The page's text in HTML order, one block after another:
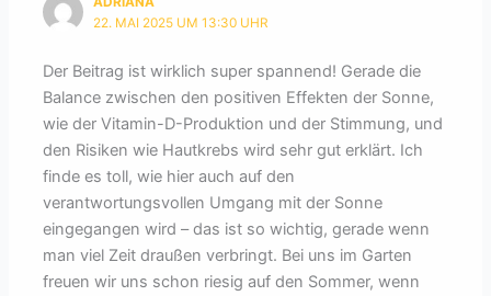
22. MAI 2025 UM 13:30 UHR
Der Beitrag ist wirklich super spannend! Gerade die
Balance zwischen den positiven Effekten der Sonne,
wie der Vitamin-D-Produktion und der Stimmung, und
den Risiken wie Hautkrebs wird sehr gut erklärt. Ich
finde es toll, wie hier auch auf den
verantwortungsvollen Umgang mit der Sonne
eingegangen wird – das ist so wichtig, gerade wenn
man viel Zeit draußen verbringt. Bei uns im Garten
freuen wir uns schon riesig auf den Sommer, wenn